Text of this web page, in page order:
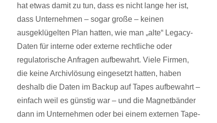
hat etwas damit zu tun, dass es nicht lange her ist,
dass Unternehmen – sogar große – keinen
ausgeklügelten Plan hatten, wie man „alte“ Legacy-
Daten für interne oder externe rechtliche oder
regulatorische Anfragen aufbewahrt. Viele Firmen,
die keine Archivlösung eingesetzt hatten, haben
deshalb die Daten im Backup auf Tapes aufbewahrt –
einfach weil es günstig war – und die Magnetbänder
dann im Unternehmen oder bei einem externen Tape-